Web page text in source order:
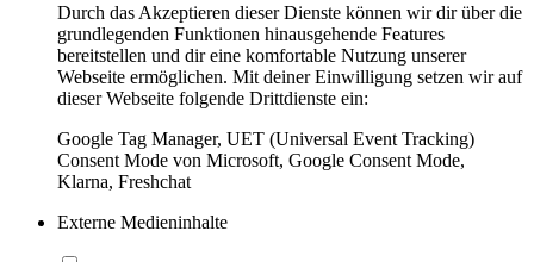
Durch das Akzeptieren dieser Dienste können wir dir über die
grundlegenden Funktionen hinausgehende Features
bereitstellen und dir eine komfortable Nutzung unserer
Webseite ermöglichen. Mit deiner Einwilligung setzen wir auf
dieser Webseite folgende Drittdienste ein:
Google Tag Manager, UET (Universal Event Tracking)
Consent Mode von Microsoft, Google Consent Mode,
Klarna, Freshchat
Externe Medieninhalte